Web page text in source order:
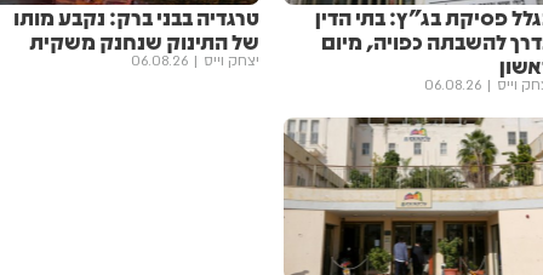
פסיקת בג"ץ: בתי הדין
להשבתה כפויה, מיום
וייס 06.08.26
טרגדיה בבני ברק: נקבע מותו
של התינוק שנחנק משקית
יצחק וייס 06.08.26